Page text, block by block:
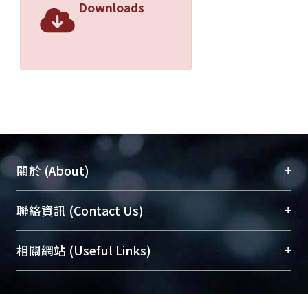
Downloads
關於 (About) +
臺大位居世界頂尖大學之列，為永久珍藏及向國際
展現本校豐碩的研究成果及學術能量，圖書館整合
機構典藏（NTUR）與學術庫（AH）不同功能平
台，成為臺大學術典藏NTU scholars。期能整合研
聯絡資訊 (Contact Us) +
總館學科館員(Main Library)
醫學圖書館學科館員(Medical Library)
相關網站 (Useful Links) +